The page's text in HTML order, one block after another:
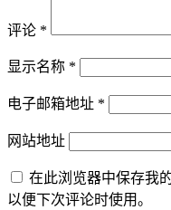
评论 *
显示名称 *
电子邮箱地址 *
网站地址
在此浏览器中保存我
以便下次评论时使用。